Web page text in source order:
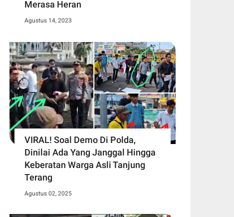
Merasa Heran
Agustus 14, 2023
VIRAL! Soal Demo Di Polda,
Dinilai Ada Yang Janggal Hingga
Keberatan Warga Asli Tanjung
Terang
Agustus 02, 2025